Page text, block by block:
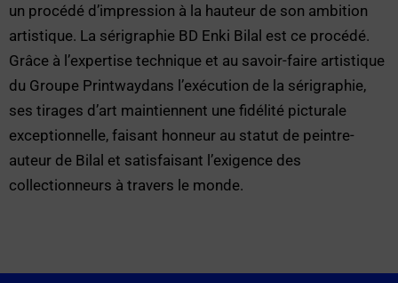
un procédé d’impression à la hauteur de son ambition
artistique. La sérigraphie BD Enki Bilal est ce procédé.
Grâce à l’expertise technique et au savoir-faire artistique
du Groupe Printwaydans l’exécution de la sérigraphie,
ses tirages d’art maintiennent une fidélité picturale
exceptionnelle, faisant honneur au statut de peintre-
auteur de Bilal et satisfaisant l’exigence des
collectionneurs à travers le monde.